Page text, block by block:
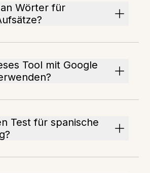
Wörter für
Tool mit Google
Test für spanische